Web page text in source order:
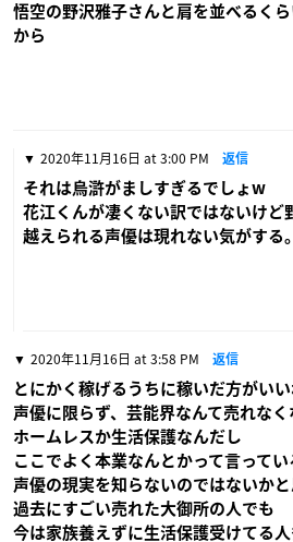
悟空の野沢雅子さんと肩を並べるく
から
2020年11月16日 at 3:00 PM 返信
それは烏滸がましすぎるでしょw
花江くんが凄くない訳ではないけど
越えられる声優は現れない気がする。
2020年11月16日 at 3:58 PM 返信
とにかく稼げるうちに稼いだ方がいい
声優に限らず、芸能界なんて売れなく
ホームレスか生活保護なんだし
ここでよく本業なんとかって言ってい
声優の現実を知らないのではないかと
過去にすごい売れた大御所の人でも
今は家族養えずに生活保護受けてる